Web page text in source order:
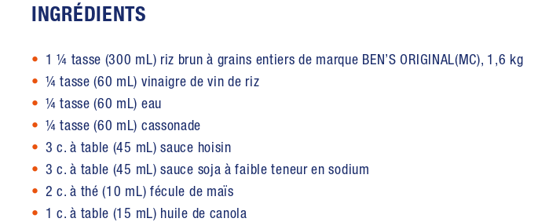
INGRÉDIENTS
1 ¼ tasse (300 mL) riz brun à grains entiers de marque BEN’S ORIGINAL(MC), 1,6 kg
¼ tasse (60 mL) vinaigre de vin de riz
¼ tasse (60 mL) eau
¼ tasse (60 mL) cassonade
3 c. à table (45 mL) sauce hoisin
3 c. à table (45 mL) sauce soja à faible teneur en sodium
2 c. à thé (10 mL) fécule de maïs
1 c. à table (15 mL) huile de canola